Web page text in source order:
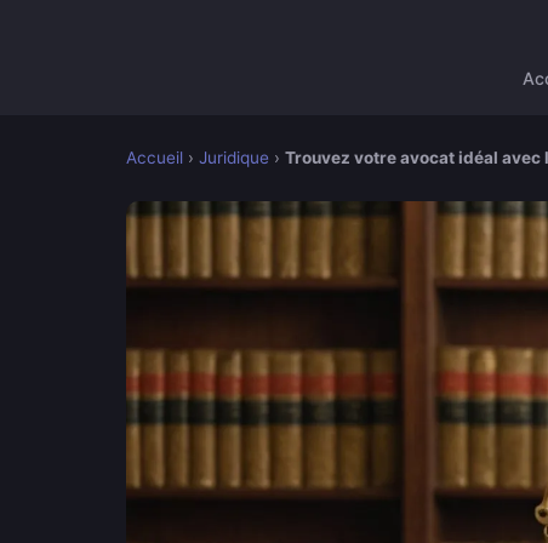
Accueil › Juridique › Trouvez votre avocat idéal